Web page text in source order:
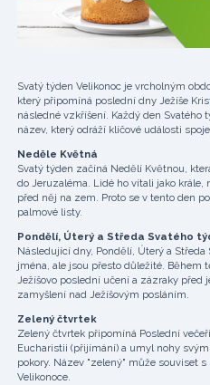
Svatý týden Velikonoc je vrcholným
který připomíná poslední dny Ježíše
následné vzkříšení. Každý den
název, který odráží klíčové události
Neděle Květná
Svatý týden začíná Nedělí Květnou,
do Jeruzaléma. Lidé ho vítali jako
před něj na zem. Proto se v tento den
palmové listy.
Pondělí, Úterý a Středa Svatého
Následující dny, Pondělí, Úterý a
jména, ale jsou přesto důležité.
Ježíšovo poslední učení a zázraky před
zamyšlení nad Ježíšovým posláním.
Zelený čtvrtek
Zelený čtvrtek připomíná Poslední
Eucharistii (přijímání) a umyl nohy
pokory. Název "zelený" může souviset
Velikonoce.